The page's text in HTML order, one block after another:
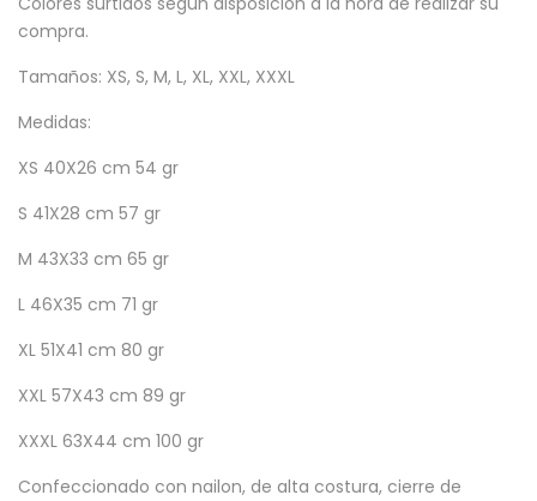
compra.
Tamaños: XS, S, M, L, XL, XXL, XXXL
Medidas:
XS 40X26 cm 54 gr
S 41X28 cm 57 gr
M 43X33 cm 65 gr
L 46X35 cm 71 gr
XL 51X41 cm 80 gr
XXL 57X43 cm 89 gr
XXXL 63X44 cm 100 gr
Confeccionado con nailon, de alta costura, cierre de